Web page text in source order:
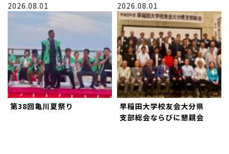
2026.08.01
第38回亀川夏祭り
2026.08.01
早稲田大学校友会大分県
支部総会ならびに懇親会